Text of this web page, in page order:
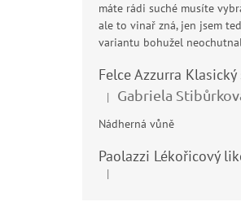
máte rádi suché musíte
ale to vinař zná, jen jsem
variantu bohužel
Hodnocení produktu je 5 z 5
| Gabriela
Nádherná vůně
Hodnocení produktu je 5 z 5
|